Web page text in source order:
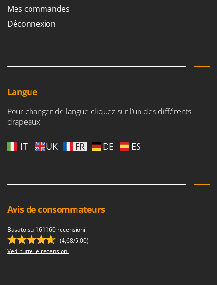
Mes commandes
Déconnexion
Langue
Pour changer de langue cliquez sur l’un des différents
drapeaux
IT UK FR DE ES
Avis de consommateurs
Basato su 161160 recensioni
(4,68/5.00)
Vedi tutte le recensioni